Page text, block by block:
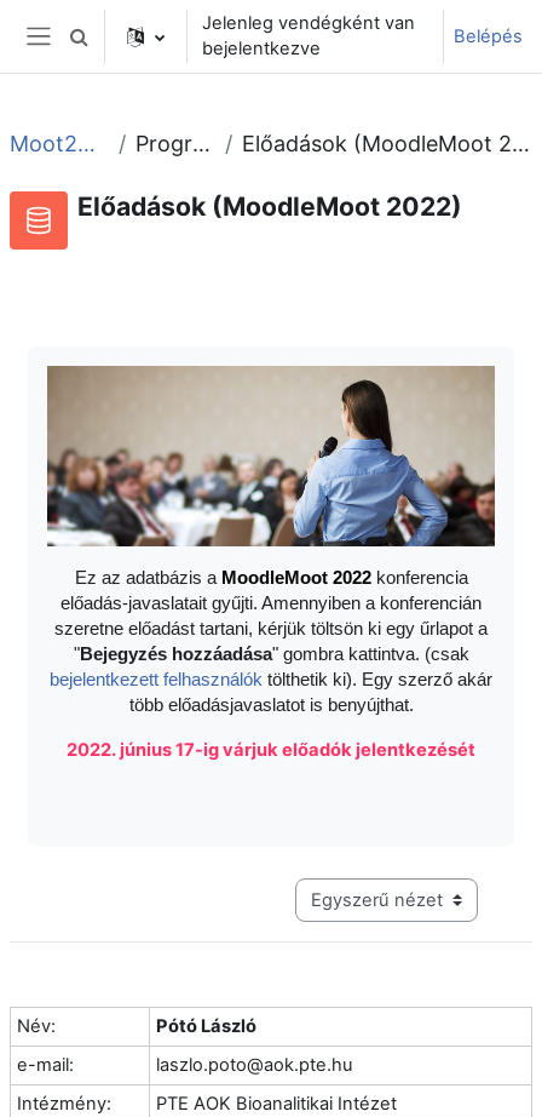
Tovább a fő tartalomhoz
Oldalpanel
Keresési bemeneti adatok váltása
Jelenleg vendégként van
bejelentkezve
Belépés
Moot2022 Program Előadások (MoodleMoot 2022)
Előadások (MoodleMoot 2022)
Ez az adatbázis a MoodleMoot 2022konferencia
előadás-javaslatait gyűjti. Amennyiben a konferencián
szeretne előadást tartani, kérjük töltsön ki egy űrlapot a
"Bejegyzés hozzáadása" gombra kattintva. (csak
bejelentkezett felhasználók tölthetik ki). Egy szerző akár
több előadásjavaslatot is benyújthat.
2022. június 17-ig várjuk előadók jelentkezését
Harmadik szintű navigáció
Név:
Pótó László
e-mail:
laszlo.poto@aok.pte.hu
Intézmény:
PTE AOK Bioanalitikai Intézet